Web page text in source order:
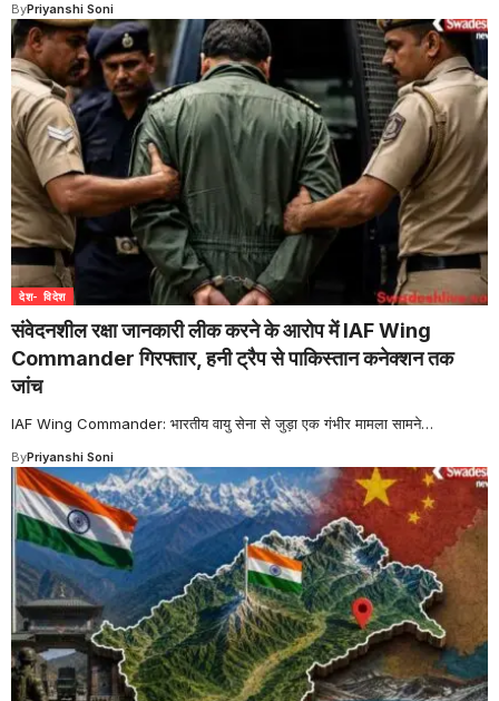
ByPriyanshi Soni
देश- विदेश
संवेदनशील रक्षा जानकारी लीक करने के आरोप में IAF Wing
Commander गिरफ्तार, हनी ट्रैप से पाकिस्तान कनेक्शन तक
जांच
IAF Wing Commander: भारतीय वायु सेना से जुड़ा एक गंभीर मामला सामने…
ByPriyanshi Soni